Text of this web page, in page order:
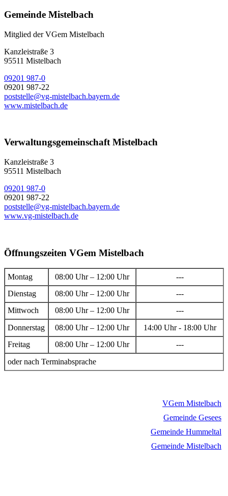
Gemeinde Mistelbach
Mitglied der VGem Mistelbach
Kanzleistraße 3
95511 Mistelbach
09201 987-0
09201 987-22
poststelle@vg-mistelbach.bayern.de
www.mistelbach.de
Verwaltungsgemeinschaft Mistelbach
Kanzleistraße 3
95511 Mistelbach
09201 987-0
09201 987-22
poststelle@vg-mistelbach.bayern.de
www.vg-mistelbach.de
Öffnungszeiten VGem Mistelbach
Montag 08:00 Uhr – 12:00 Uhr
---
Dienstag
08:00 Uhr – 12:00 Uhr
---
Mittwoch
08:00 Uhr – 12:00 Uhr
---
Donnerstag
08:00 Uhr – 12:00 Uhr
14:00 Uhr - 18:00 Uhr
Freitag
08:00 Uhr – 12:00 Uhr
---
oder nach Terminabsprache
VGem Mistelbach
Gemeinde Gesees
Gemeinde Hummeltal
Gemeinde Mistelbach